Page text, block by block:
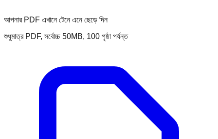
আপনার PDF এখানে টেনে এনে ছেড়ে দিন
শুধুমাত্র PDF, সর্বোচ্চ 50MB, 100 পৃষ্ঠা পর্যন্ত